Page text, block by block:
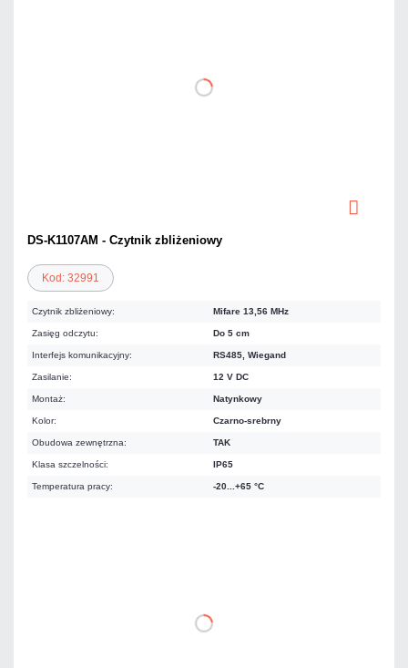
DS-K1107AM - Czytnik zbliżeniowy
Kod: 32991
Czytnik zbliżeniowy: Mifare 13,56 MHz
Zasięg odczytu: Do 5 cm
Interfejs komunikacyjny: RS485, Wiegand
Zasilanie: 12 V DC
Montaż: Natynkowy
Kolor: Czarno-srebrny
Obudowa zewnętrzna: TAK
Klasa szczelności: IP65
Temperatura pracy: -20...+65 °C
DO KOSZYKA